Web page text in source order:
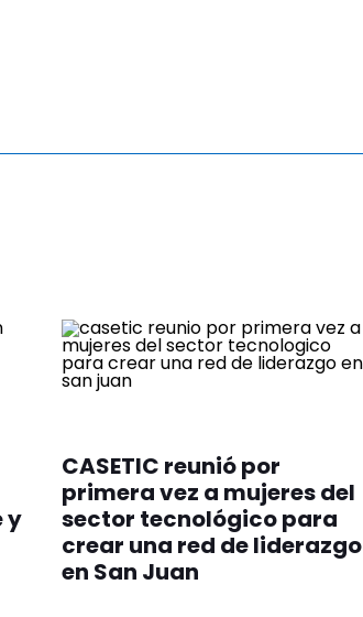
y
CASETIC reunió por
primera vez a mujeres del
sector tecnológico para
crear una red de liderazgo
en San Juan